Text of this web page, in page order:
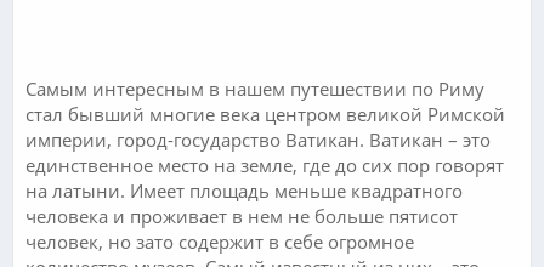
Самым интересным в нашем путешествии по Риму
стал бывший многие века центром великой Римской
империи, город-государство Ватикан. Ватикан – это
единственное место на земле, где до сих пор говорят
на латыни. Имеет площадь меньше квадратного
человека и проживает в нем не больше пятисот
человек, но зато содержит в себе огромное